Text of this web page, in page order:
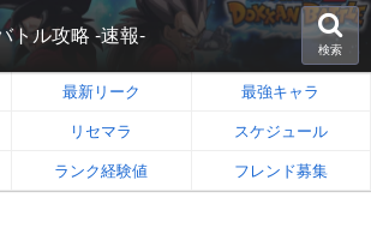
トル攻略 -速報-
検索
最新リーク
最強キャラ
リセマラ
スケジュール
ランク経験値 フレンド募集